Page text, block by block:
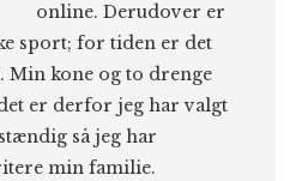
online. Derudover er
sport; for tiden er det
Min kone og to drenge
er derfor jeg har valgt
så jeg har
min familie.